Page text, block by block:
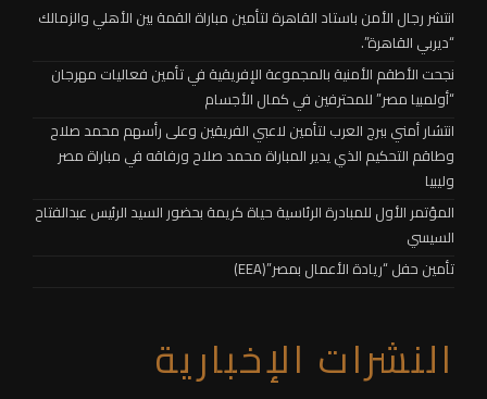
انتشر رجال الأمن باستاد القاهرة لتأمين مباراة القمة بين الأهلي والزمالك
“ديربي القاهرة”.
نجحت الأطقم الأمنية بالمجموعة الإفريقية في تأمين فعاليات مهرجان
“أولمبيا مصر” للمحترفين في كمال الأجسام
انتشار أمني ببرج العرب لتأمين لاعبي الفريقين وعلى رأسهم محمد صلاح
وطاقم التحكيم الذي يدير المباراة محمد صلاح ورفاقه في مباراة مصر
وليبيا
المؤتمر الأول للمبادرة الرئاسية حياة كريمة بحضور السيد الرئيس عبدالفتاح
السيسي
تأمين حفل “ريادة الأعمال بمصر”(EEA)
النشرات الإخبارية